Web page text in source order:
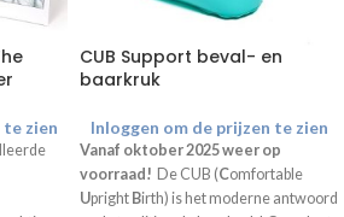
te zien
CUB Support beval- en
baarkruk
Inloggen om de prijzen te zien
Vanaf oktober 2025 weer op
voorraad! De CUB (Comfortable
Upright Birth) is het moderne antwoord